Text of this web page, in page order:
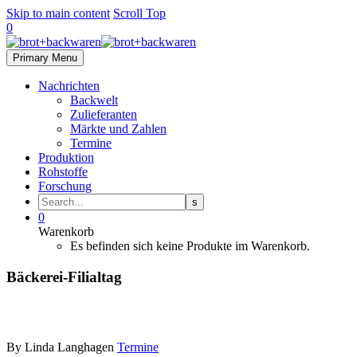
Skip to main content Scroll Top
0
Primary Menu
Nachrichten
Backwelt
Zulieferanten
Märkte und Zahlen
Termine
Produktion
Rohstoffe
Forschung
0
Warenkorb
Es befinden sich keine Produkte im Warenkorb.
Bäckerei-Filialtag
By Linda Langhagen Termine